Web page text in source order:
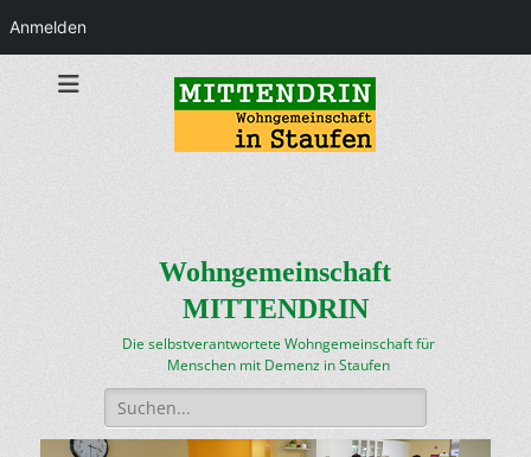
Anmelden
Wohngemeinschaft
MITTENDRIN
Die selbstverantwortete Wohngemeinschaft für
Menschen mit Demenz in Staufen
Suchen
nach: